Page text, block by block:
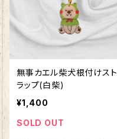
無事カエル柴犬根付けスト
ラップ(白柴)
¥1,400
SOLD OUT